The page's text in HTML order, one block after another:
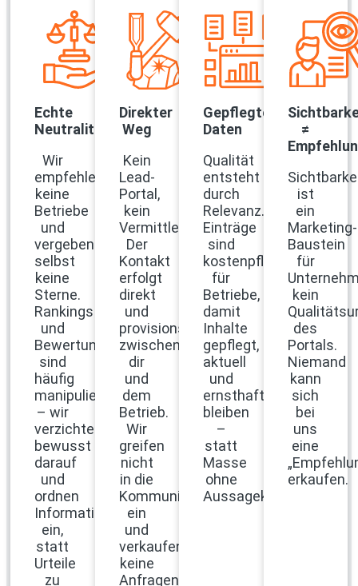
Echte
Neutralität
Wir
empfehlen
keine
Betriebe
und
vergeben
selbst
keine
Sterne.
Rankings
und
Bewertungen
sind
häufig
manipulierbar
– wir
verzichten
bewusst
darauf
und
ordnen
Informationen
ein,
statt
Urteile
zu
Direkter
Weg
Kein
Lead-
Portal,
kein
Vermittler:
Der
Kontakt
erfolgt
direkt
und
provisionsfrei
zwischen
dir
und
dem
Betrieb.
Wir
greifen
nicht
in die
Kommunikation
ein
und
verkaufen
keine
Anfragen
Gepflegte
Daten
Qualität
entsteht
durch
Relevanz.
Einträge
sind
kostenpflichtig
für
Betriebe,
damit
Inhalte
gepflegt,
aktuell
und
ernsthaft
bleiben
–
statt
Masse
ohne
Aussagekraft.
≠
ist
ein
Marketing-
Baustein
für
kein
des
Portals.
Niemand
kann
sich
bei
uns
eine
erkaufen.